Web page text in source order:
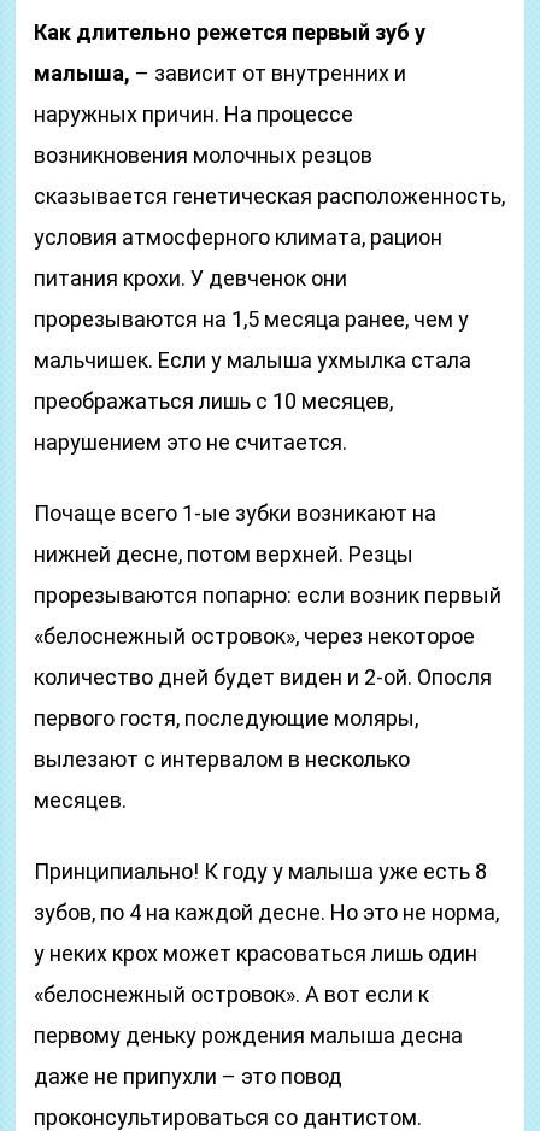
Как длительно режется первый зуб у
малыша, – зависит от внутренних и
наружных причин. На процессе
возникновения молочных резцов
сказывается генетическая расположенность,
условия атмосферного климата, рацион
питания крохи. У девченок они
прорезываются на 1,5 месяца ранее, чем у
мальчишек. Если у малыша ухмылка стала
преображаться лишь с 10 месяцев,
нарушением это не считается.
Почаще всего 1-ые зубки возникают на
нижней десне, потом верхней. Резцы
прорезываются попарно: если возник первый
«белоснежный островок», через некоторое
количество дней будет виден и 2-ой. Опосля
первого гостя, последующие моляры,
вылезают с интервалом в несколько
месяцев.
Принципиально! К году у малыша уже есть 8
зубов, по 4 на каждой десне. Но это не норма,
у неких крох может красоваться лишь один
«белоснежный островок». А вот если к
первому деньку рождения малыша десна
даже не припухли – это повод
проконсультироваться со дантистом.